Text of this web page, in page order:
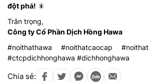
đột phá! 🎇
Trân trọng,
Công ty Cổ Phần Dịch Hồng Hawa
#noithathawa #noithatcaocap
#ctcpdichhonghawa #dichhonghawa
Chia sẻ: